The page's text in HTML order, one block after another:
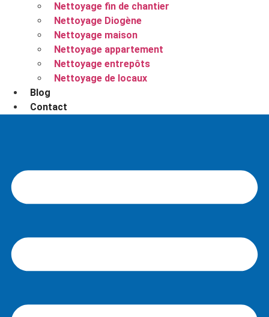
Nettoyage fin de chantier
Nettoyage Diogène
Nettoyage maison
Nettoyage appartement
Nettoyage entrepôts
Nettoyage de locaux
Blog
Contact